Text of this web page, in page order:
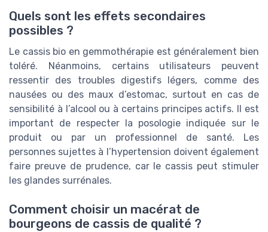
Quels sont les effets secondaires
possibles ?
Le cassis bio en gemmothérapie est généralement bien
toléré. Néanmoins, certains utilisateurs peuvent
ressentir des troubles digestifs légers, comme des
nausées ou des maux d’estomac, surtout en cas de
sensibilité à l’alcool ou à certains principes actifs. Il est
important de respecter la posologie indiquée sur le
produit ou par un professionnel de santé. Les
personnes sujettes à l’hypertension doivent également
faire preuve de prudence, car le cassis peut stimuler
les glandes surrénales.
Comment choisir un macérat de
bourgeons de cassis de qualité ?